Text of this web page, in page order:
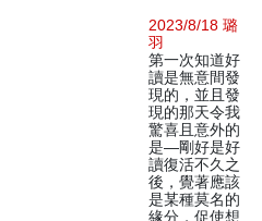
2023/8/18 璐
羽
第一次知道好
讀是無意間發
現的，並且發
現的那天令我
驚喜且意外的
是—剛好是好
讀復活不久之
後，覺著應該
是某種莫名的
緣分，促使想